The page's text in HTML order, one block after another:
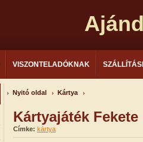
VISZONTELADÓKNAK
Nyitó oldal Kártya
Kártyajáték Fekete
Címke: kártya